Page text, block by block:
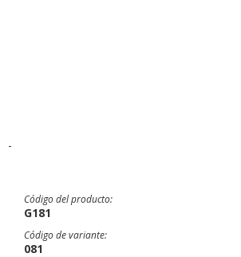
-
Código del producto:
G181
Código de variante:
081